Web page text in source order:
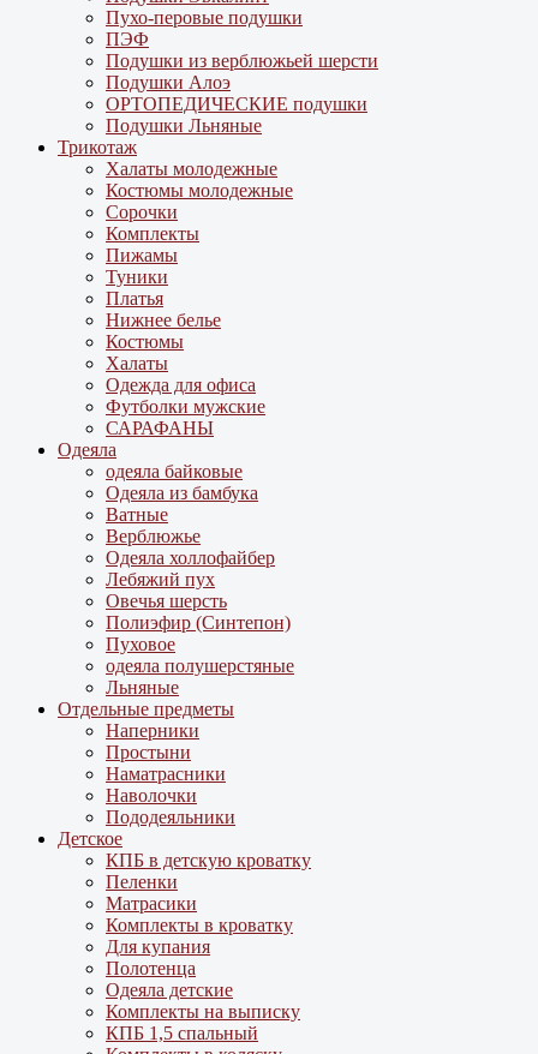
Пухо-перовые подушки
ПЭФ
Подушки из верблюжьей шерсти
Подушки Алоэ
ОРТОПЕДИЧЕСКИЕ подушки
Подушки Льняные
Трикотаж
Халаты молодежные
Костюмы молодежные
Сорочки
Комплекты
Пижамы
Туники
Платья
Нижнее белье
Костюмы
Халаты
Одежда для офиса
Футболки мужские
САРАФАНЫ
Одеяла
одеяла байковые
Одеяла из бамбука
Ватные
Верблюжье
Одеяла холлофайбер
Лебяжий пух
Овечья шерсть
Полиэфир (Синтепон)
Пуховое
одеяла полушерстяные
Льняные
Отдельные предметы
Наперники
Простыни
Наматрасники
Наволочки
Пододеяльники
Детское
КПБ в детскую кроватку
Пеленки
Матрасики
Комплекты в кроватку
Для купания
Полотенца
Одеяла детские
Комплекты на выписку
КПБ 1,5 спальный